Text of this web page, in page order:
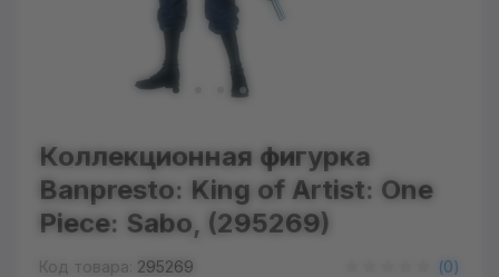
Коллекционная фигурка
Banpresto: King of Artist: One
Piece: Sabo, (295269)
Код товара: 295269 (0)